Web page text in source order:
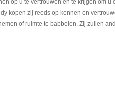
op u te vertrouwen en te krijgen om u
kopen zij reeds op kennen en
of ruimte te babbelen. Zij zullen